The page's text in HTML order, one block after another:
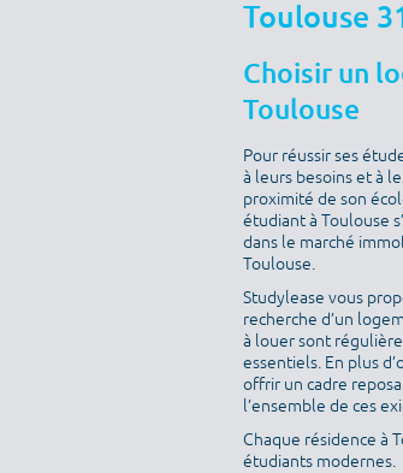
Toulouse
Choisir un
Toulouse
Pour réussir ses
à leurs besoins et à
proximité de son
étudiant à Toulouse
dans le marché
Toulouse.
Studylease vous
recherche d’un
à louer sont
essentiels. En plus
offrir un cadre
l’ensemble de ces
Chaque résidence à
étudiants modernes.